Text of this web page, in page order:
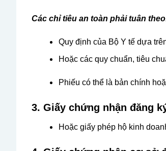
Các chỉ tiêu an toàn phải tuân
Quy định của Bộ Y tế dựa
Hoặc các quy chuẩn, tiêu
Phiếu có thể là bản chính
3. Giấy chứng nhận đăng
Hoặc giấy phép hộ kinh